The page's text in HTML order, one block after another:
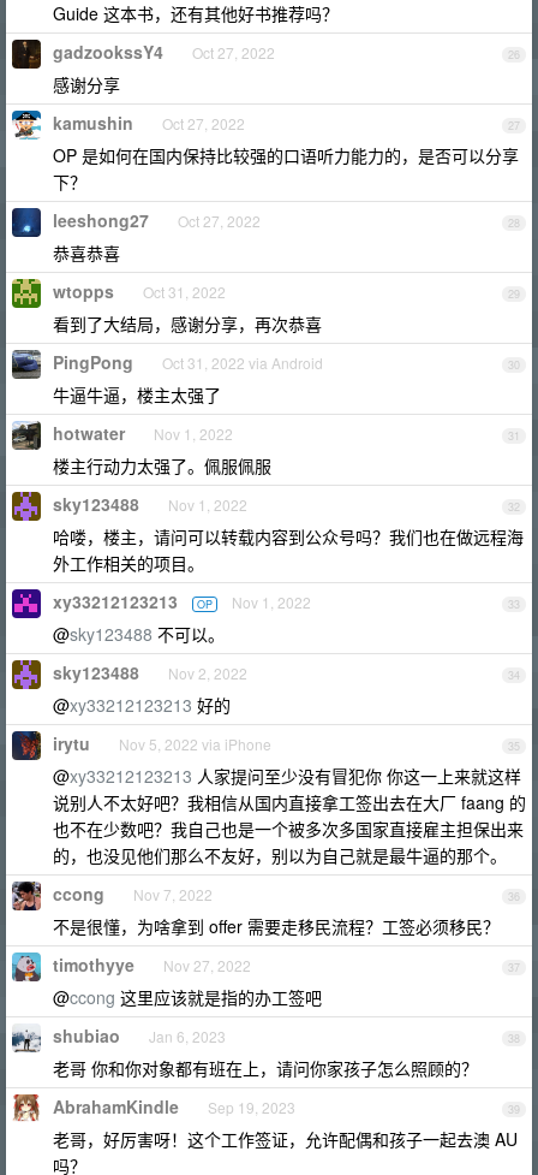
Guide 这本书，还有其他好书推荐吗？
26
gadzookssY4 Oct 27, 2022
感谢分享
27
kamushin Oct 27, 2022
OP 是如何在国内保持比较强的口语听力能力的，是否可以分享
下？
28
leeshong27 Oct 27, 2022
恭喜恭喜
29
wtopps Oct 31, 2022
看到了大结局，感谢分享，再次恭喜
30
PingPong Oct 31, 2022 via Android
牛逼牛逼，楼主太强了
31
hotwater Nov 1, 2022
楼主行动力太强了。佩服佩服
32
sky123488 Nov 1, 2022
哈喽，楼主，请问可以转载内容到公众号吗？我们也在做远程海
外工作相关的项目。
33
xy33212123213 OP Nov 1, 2022
@sky123488 不可以。
34
sky123488 Nov 2, 2022
@xy33212123213 好的
35
irytu Nov 5, 2022 via iPhone
@xy33212123213 人家提问至少没有冒犯你 你这一上来就这样
说别人不太好吧？我相信从国内直接拿工签出去在大厂 faang 的
也不在少数吧？我自己也是一个被多次多国家直接雇主担保出来
的，也没见他们那么不友好，别以为自己就是最牛逼的那个。
36
ccong Nov 7, 2022
不是很懂，为啥拿到 offer 需要走移民流程？工签必须移民？
37
timothyye Nov 27, 2022
@ccong 这里应该就是指的办工签吧
38
shubiao Jan 6, 2023
老哥 你和你对象都有班在上，请问你家孩子怎么照顾的？
39
AbrahamKindle Sep 19, 2023
老哥，好厉害呀！这个工作签证，允许配偶和孩子一起去澳 AU
吗？